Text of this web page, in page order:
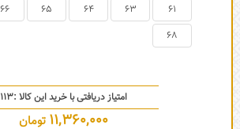
61
63
64
65
66
68
امتیاز دریافتی با خرید این کالا :113
11,360,000 تومان